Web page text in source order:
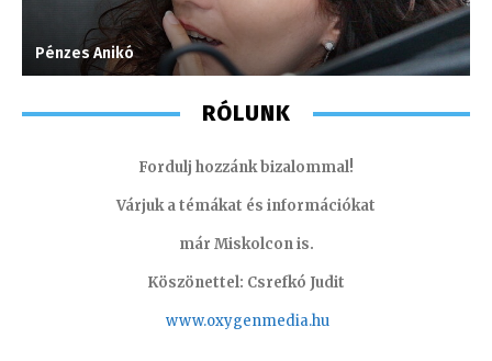
Pénzes Anikó
RÓLUNK
Fordulj hozzánk bizalommal!
Várjuk a témákat és információkat
már Miskolcon is.
Köszönettel: Csrefkó Judit
www.oxygenmedia.hu